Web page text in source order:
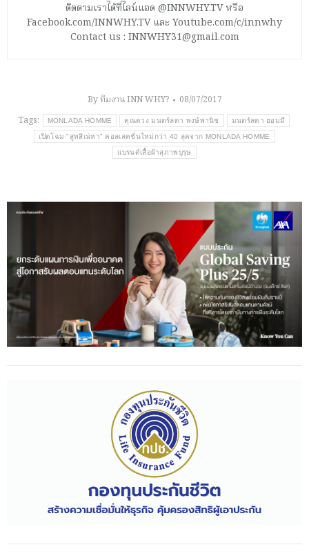
ติดตามเราได้ที่ไลน์แอด @INNWHY.TV หรือ
Facebook.com/INNWHY.TV และ Youtube.com/c/innwhy
Contact us : INNWHY31@gmail.com
Byทีมงาน INN WHY?
08/07/2017
Tags:
MONLADA HOMME คุณดวง มนตร์ลดา พงษ์พานิช มนตร์ลดา ฮอมมี
เปิดโฉม "สูทสิเน่หา" คอลเลคชั่นใหม่กว่า 40 ลุคจาก MONLADA HOMME
แบรนด์เสื้อผ้าสุภาพบุรุษ